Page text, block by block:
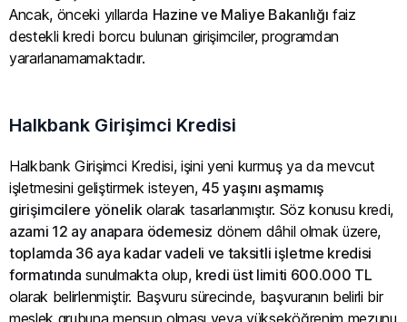
Ancak, önceki yıllarda Hazine ve Maliye Bakanlığı faiz
destekli kredi borcu bulunan girişimciler, programdan
yararlanamamaktadır.
Halkbank Girişimci Kredisi
Halkbank Girişimci Kredisi, işini yeni kurmuş ya da mevcut
işletmesini geliştirmek isteyen,45 yaşını aşmamış
girişimcilere yönelik olarak tasarlanmıştır. Söz konusu kredi,
azami 12 ay anapara ödemesiz dönem dâhil olmak üzere,
toplamda 36 aya kadar vadeli ve taksitli işletme kredisi
formatında sunulmakta olup, kredi üst limiti 600.000 TL
olarak belirlenmiştir. Başvuru sürecinde, başvuranın belirli bir
meslek grubuna mensup olması veya yükseköğrenim mezunu